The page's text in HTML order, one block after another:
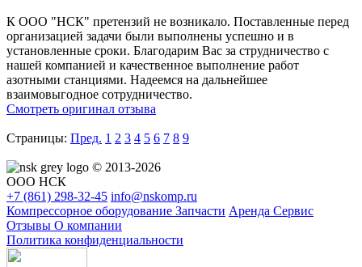
К ООО "НСК" претензий не возникало. Поставленные перед
организацией задачи были выполнены успешно и в
установленные сроки. Благодарим Вас за струдничество с
нашей компанией и качественное выполнение работ
азотными станциями. Надеемся на дальнейшее
взаимовыгодное сотрудничество.
Смотреть оригинал отзыва
Страницы: Пред. 1 2 3 4 5 6 7 8 9
© 2013-2026
ООО НСК
+7 (861) 298-32-45 info@nskomp.ru
Компрессорное оборудование Запчасти Аренда Сервис
Отзывы О компании
Политика конфиденциальности